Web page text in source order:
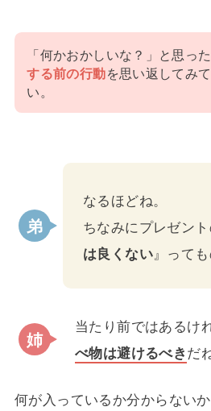
「何かおかしいな？」と思っ
する前の行動を思い返してみ
い。
なるほどね。
ちなみにプレゼン
は良くない』って
当たり前ではあるけ
べ物は避けるべきだ
何が入っているか分からないか